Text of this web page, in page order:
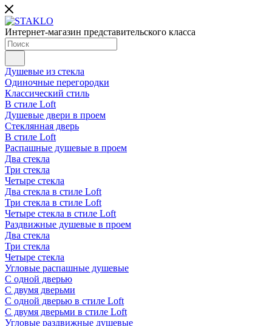
Интернет-магазин представительского класса
Душевые из стекла
Одиночные перегородки
Классический стиль
В стиле Loft
Душевые двери в проем
Стеклянная дверь
В стиле Loft
Распашные душевые в проем
Два стекла
Три стекла
Четыре стекла
Два стекла в стиле Loft
Три стекла в стиле Loft
Четыре стекла в стиле Loft
Раздвижные душевые в проем
Два стекла
Три стекла
Четыре стекла
Угловые распашные душевые
С одной дверью
С двумя дверьми
С одной дверью в стиле Loft
С двумя дверьми в стиле Loft
Угловые раздвижные душевые